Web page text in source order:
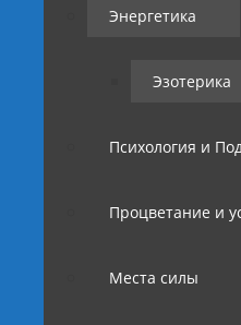
Энергетика
Эзотерика
Психология и
Процветание и
Места силы